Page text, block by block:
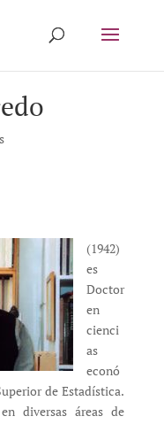
(1942)
es
Doctor
en
cienci
as
econó
de Estadística.
diversas áreas de